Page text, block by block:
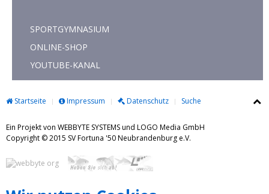
SPORTGYMNASIUM
ONLINE-SHOP
YOUTUBE-KANAL
Startseite Impressum Datenschutz Suche
Ein Projekt von WEBBYTE SYSTEMS und LOGO Media GmbH
Copyright © 2015 SV Fortuna '50 Neubrandenburg e.V.